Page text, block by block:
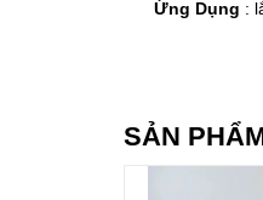
Ứng Dụng :
SẢN